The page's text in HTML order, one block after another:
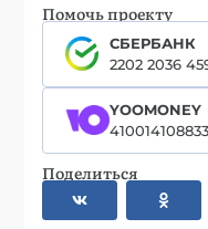
Помочь проекту
СБЕРБАНК
2202 2036
YOOMONEY
Поделиться